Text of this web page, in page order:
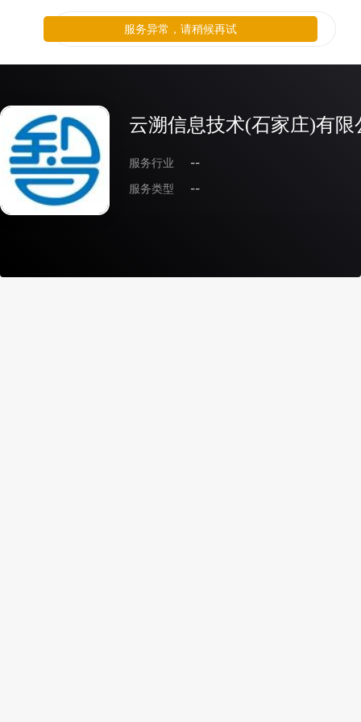
云溯信息技术(石家庄)有限
服务行业
--
服务类型
--
服务异常，请稍候再试